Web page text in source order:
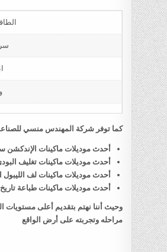
كما توفر شركة المهندس منسي
أحدث موديلات ماكينات الإندكشن
أحدث موديلات ماكينات تغليف
أحدث موديلات ماكينات لف
أحدث موديلات ماكينات طباعة
وحيث أننا نهتم بتقديم أعلى مستويات
مراحله وتجربته على أرض الواقع